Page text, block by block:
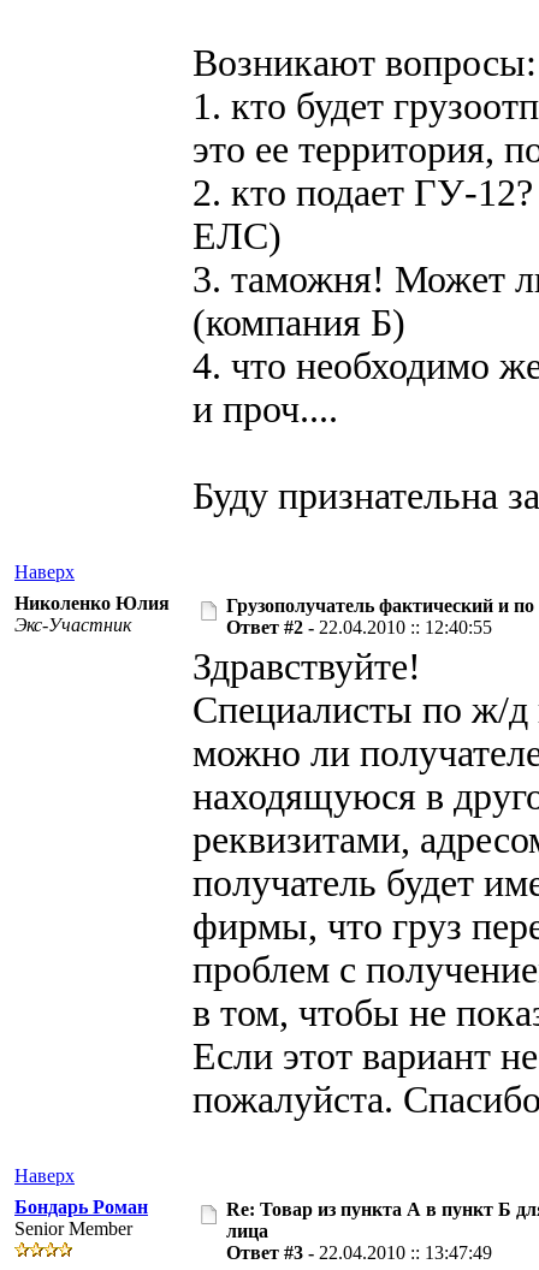
Возникают вопросы:
1. кто будет
это ее территория,
2. кто подает ГУ-
ЕЛС)
3. таможня! Может
(компания Б)
4. что необходимо
и проч....
Буду признательна
Наверх
Николенко Юлия
Экс-Участник
Грузополучатель фактический и
Ответ #2 - 22.04.2010 :: 12:40:55
Здравствуйте!
Специалисты по ж/д
можно ли
находящуюся в
реквизитами,
получатель будет
фирмы, что груз
проблем с
в том, чтобы не
Если этот вариант
пожалуйста.
Наверх
Бондарь Роман
Senior Member
Re: Товар из пункта А в пункт Б
лица
Ответ #3 - 22.04.2010 :: 13:47:49